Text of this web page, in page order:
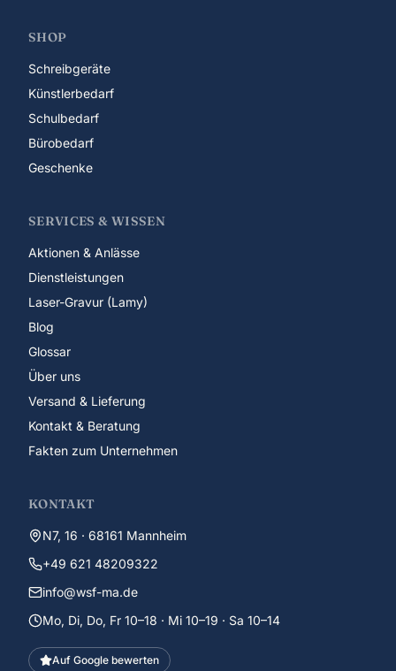
SHOP
Schreibgeräte
Künstlerbedarf
Schulbedarf
Bürobedarf
Geschenke
SERVICES & WISSEN
Aktionen & Anlässe
Dienstleistungen
Laser-Gravur (Lamy)
Blog
Glossar
Über uns
Versand & Lieferung
Kontakt & Beratung
Fakten zum Unternehmen
KONTAKT
N7, 16 · 68161 Mannheim
+49 621 48209322
info@wsf-ma.de
Mo, Di, Do, Fr 10–18 · Mi 10–19 · Sa 10–14
Auf Google bewerten